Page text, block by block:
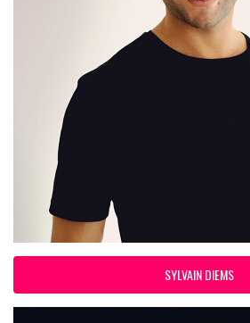
SYLVAIN DIEMS